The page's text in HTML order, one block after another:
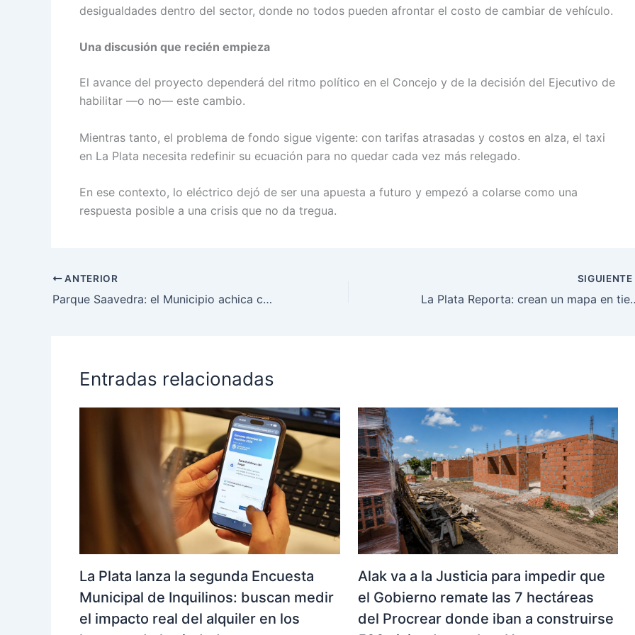
desigualdades dentro del sector, donde no todos pueden afrontar el costo de cambiar de vehículo.
Una discusión que recién empieza
El avance del proyecto dependerá del ritmo político en el Concejo y de la decisión del Ejecutivo de
habilitar —o no— este cambio.
Mientras tanto, el problema de fondo sigue vigente: con tarifas atrasadas y costos en alza, el taxi
en La Plata necesita redefinir su ecuación para no quedar cada vez más relegado.
En ese contexto, lo eléctrico dejó de ser una apuesta a futuro y empezó a colarse como una
respuesta posible a una crisis que no da tregua.
ANTERIOR
Parque Saavedra: el Municipio achica calles y suma espacio verde
SIGUIENTE
La Plata Reporta: crean un
Entradas relacionadas
La Plata lanza la segunda Encuesta
Municipal de Inquilinos: buscan medir
el impacto real del alquiler en los
Alak va a la Justicia para impedir que
el Gobierno remate las 7 hectáreas
del Procrear donde iban a construirse